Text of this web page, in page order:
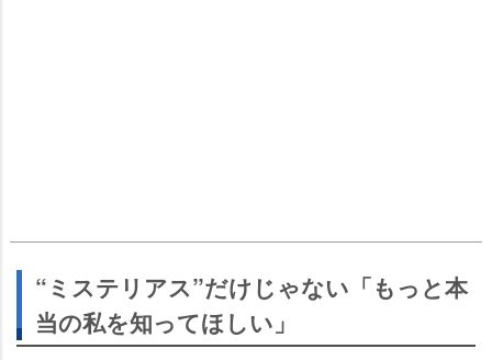
“ミステリアス”だけじゃない「もっと本
当の私を知ってほしい」